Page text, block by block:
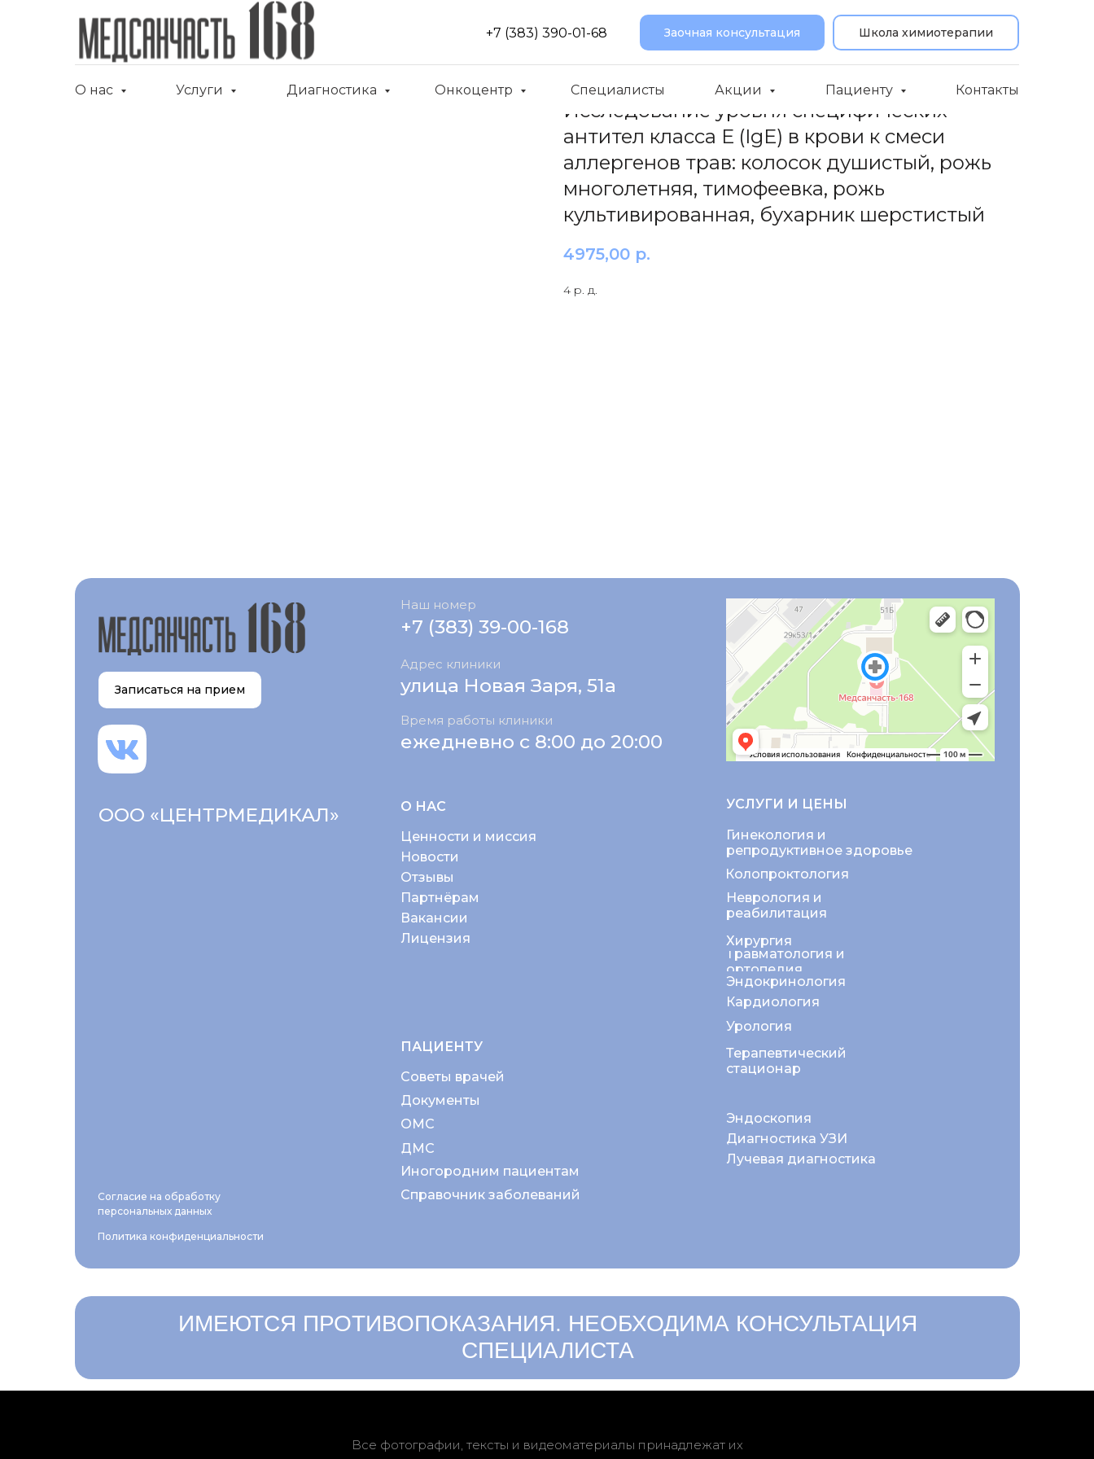
+7 (383) 390-01-68 Заочная консультация Школа химиотерапии
О нас Услуги Диагностика Онкоцентр Специалисты Акции Пациенту Контакты
Исследование уровня специфических
антител класса E (IgE) в крови к смеси
аллергенов трав: колосок душистый, рожь
многолетняя, тимофеевка, рожь
культивированная, бухарник шерстистый
4975,00 р.
4 р. д.
О НАС
Политика конфиденциальности
Согласие на обработку
персональных данных
Ценности и миссия
Новости
+7 (383) 39-00-168
Отзывы
Партнёрам
Вакансии
Лицензия
Неврология и
реабилитация
Колопроктология
Хирургия
Гинекология и
репродуктивное здоровье
Диагностика УЗИ
Эндоскопия
Травматология и
ортопедия
Эндокринология
Терапевтический
стационар
Кардиология
Урология
Лучевая диагностика
УСЛУГИ И ЦЕНЫ
ПАЦИЕНТУ
Советы врачей
ОМС
Документы
ДМС
Иногородним пациентам
Справочник заболеваний
Наш номер
ежедневно с 8:00 до 20:00
Время работы клиники
Адрес клиники
улица Новая Заря, 51а
ООО «ЦЕНТРМЕДИКАЛ»
Записаться на прием
ИМЕЮТСЯ ПРОТИВОПОКАЗАНИЯ. НЕОБХОДИМА КОНСУЛЬТАЦИЯ
СПЕЦИАЛИСТА
Все фотографии, тексты и видеоматериалы принадлежат их